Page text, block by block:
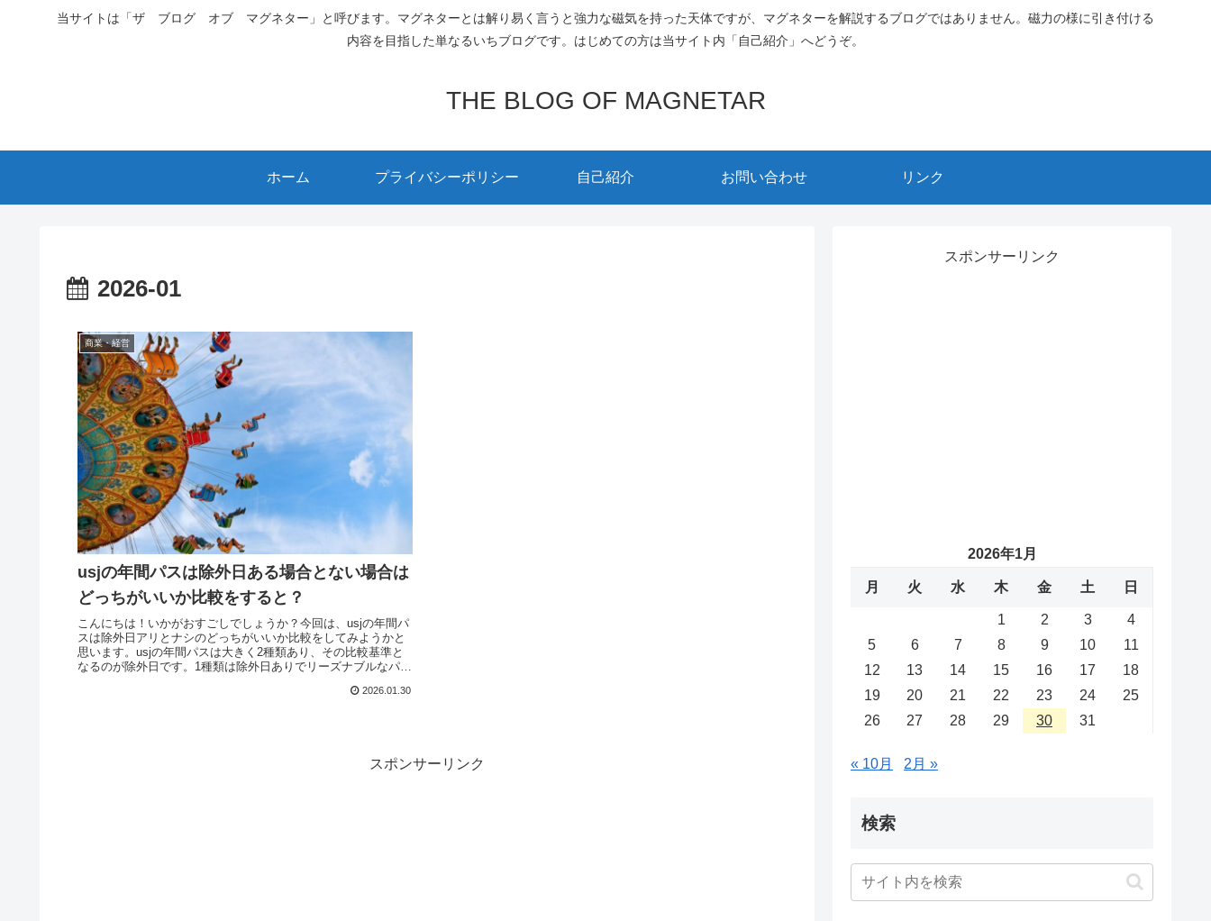
当サイトは「ザ ブログ オブ マグネター」と呼びます。マグネターとは解り易く言うと強力な磁気を持った天体ですが、マグネターを解説するブログではありません。磁力の様に引き付ける
内容を目指した単なるいちブログです。はじめての方は当サイト内「自己紹介」へどうぞ。
THE BLOG OF MAGNETAR
ホーム プライバシーポリシー 自己紹介 お問い合わせ リンク
2026-01
商業・経営
usjの年間パスは除外日ある場合とない場合は
どっちがいいか比較をすると？
こんにちは！いかがおすごしでしょうか？今回は、usjの年間パ
スは除外日アリとナシのどっちがいいか比較をしてみようかと
思います。usjの年間パスは大きく2種類あり、その比較基準と
なるのが除外日です。1種類は除外日ありでリーズナブルなパ
2026.01.30
スポンサーリンク
スポンサーリンク
2026年1月
月 火 水 木 金 土 日
1 2 3
4
5
6 7 8 9 10
11
12
13 14 15 16 17
18
19
20 21 22 23 24
25
26
27 28 29 30 31
« 10月 2月 »
検索